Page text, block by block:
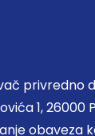
1,
obaveza